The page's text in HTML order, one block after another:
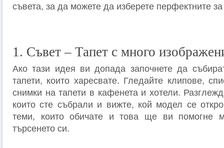
съвета, за да можете да изберете перфектните
1. Съвет – Тапет с много
Ако тази идея ви допада започнете да
тапети, които харесвате. Гледайте клипове,
снимки на тапети в кафенета и хотели.
които сте събрали и вижте, кой модел се
теми, които обичате и това ще ви помогне
търсенето си.